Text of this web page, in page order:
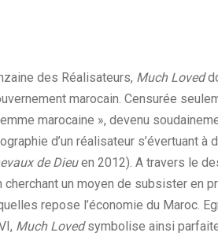
des Réalisateurs, Much Loved
marocain. Censurée
marocaine », devenu
d’un réalisateur s’évertuant
de Dieuen 2012). A travers le
cherchant un moyen de subsister en
repose l’économie du Maroc.
Much Lovedsymbolise ainsi